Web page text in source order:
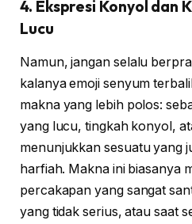
4. Ekspresi Konyol dan
Lucu
Namun, jangan selalu
kalanya emoji senyum
makna yang lebih polos:
yang lucu, tingkah konyol,
menunjukkan sesuatu yang
harfiah. Makna ini biasanya
percakapan yang sangat
yang tidak serius, atau saat